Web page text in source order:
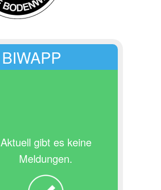
BIWAPP
Aktuell gibt es keine
Meldungen.